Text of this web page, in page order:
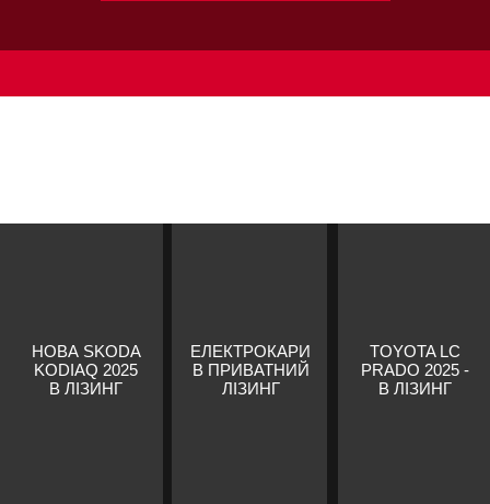
НОВА SKODA
KODIAQ 2025
В ЛІЗИНГ
ЕЛЕКТРОКАРИ
В ПРИВАТНИЙ
ЛІЗИНГ
TOYOTA LC
PRADO 2025 -
В ЛІЗИНГ